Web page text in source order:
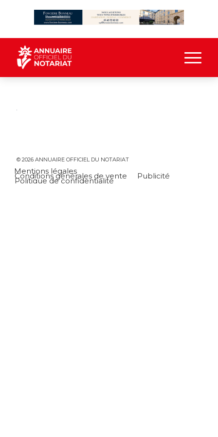
© 2026 ANNUAIRE OFFICIEL DU NOTARIAT
Mentions légales
Conditions générales de vente Publicité
Politique de confidentialité